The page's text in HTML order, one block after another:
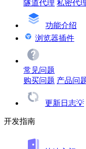
隧道代理 私密代
功能介绍
浏览器插件
常见问题
购买问题 产品问
更新日志💡
开发指南